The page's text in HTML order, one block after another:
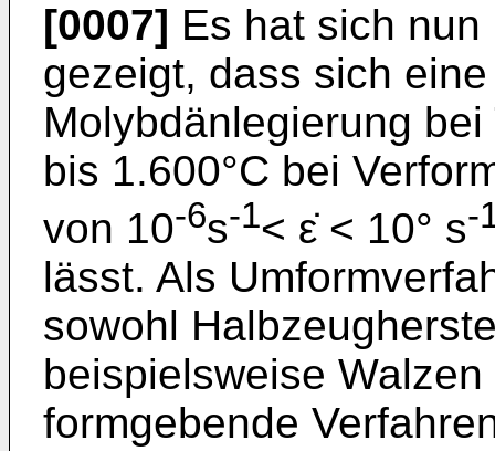
[0007] Es hat sich
gezeigt, dass sich
Molybdänlegierung
bis 1.600°C bei
von 10-6s-1< ε̇ < 10° s-
lässt. Als
sowohl
beispielsweise
formgebende